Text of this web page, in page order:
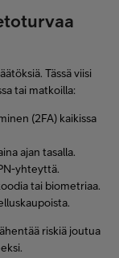
Tässä viisi
tai matkoilla:
(2FA) kaikissa
ajan tasalla.
yhteyttä.
tai biometriaa.
riskiä joutua